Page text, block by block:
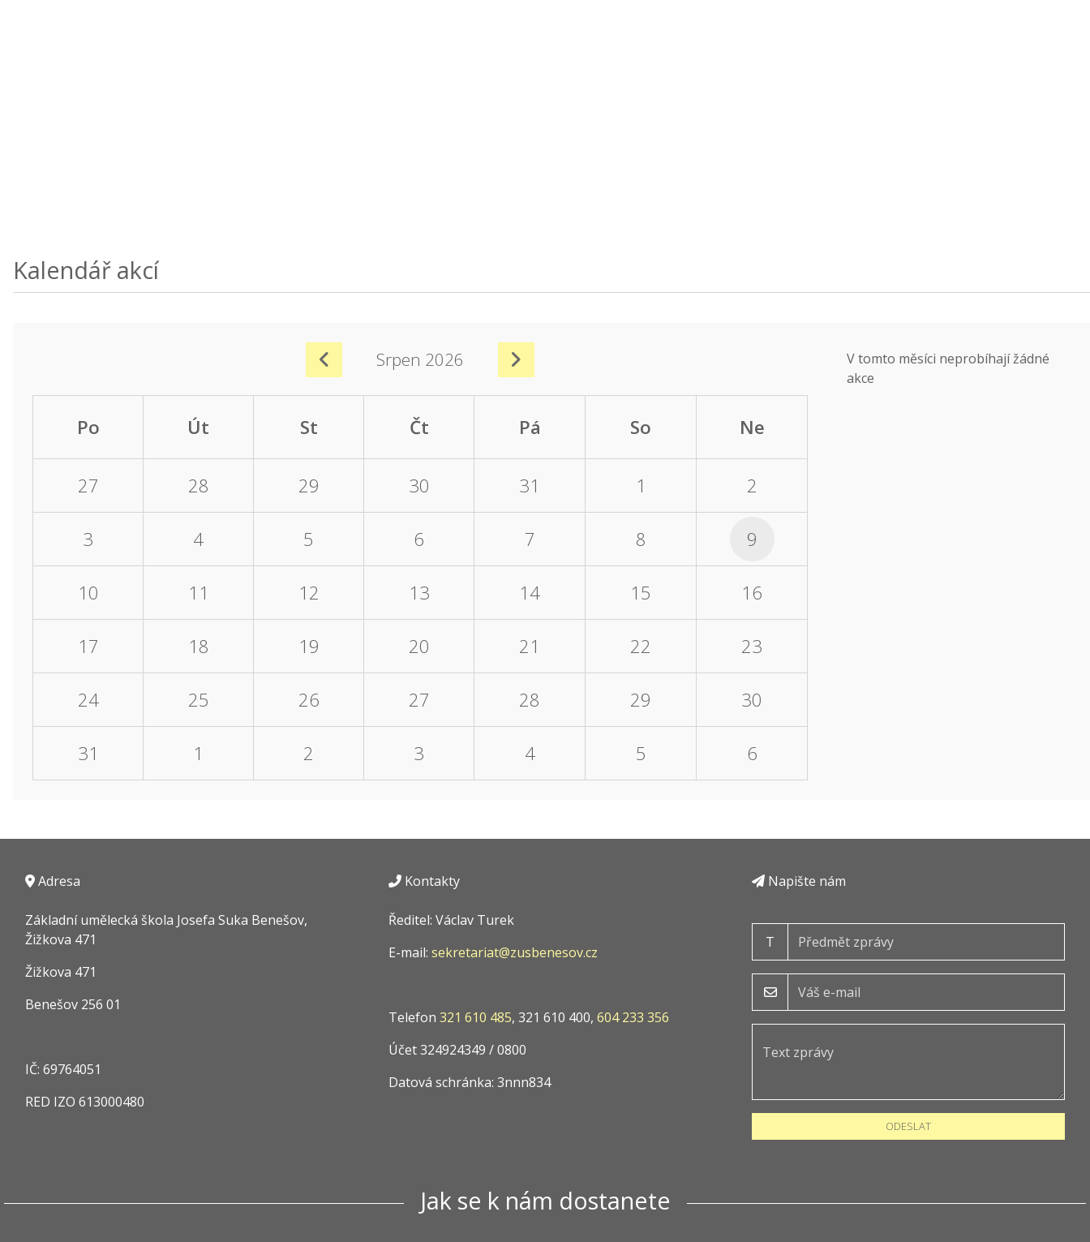
Kalendář akcí
Srpen 2026
Po Út St Čt Pá So Ne
27 28 29 30 31 1 2
3 4 5 6 7 8 9
10 11 12 13 14 15 16
17 18 19 20 21 22 23
24 25 26 27 28 29 30
31 1 2 3 4 5 6
V tomto měsíci neprobíhají žádné
akce
Adresa
Základní umělecká škola Josefa Suka Benešov,
Žižkova 471
Žižkova 471
Benešov 256 01
IČ: 69764051
RED IZO 613000480
Kontakty
Ředitel: Václav Turek
E-mail: sekretariat@zusbenesov.cz
Telefon 321 610 485, 321 610 400, 604 233 356
Účet 324924349 / 0800
Datová schránka: 3nnn834
Napište nám
T
ODESLAT
Jak se k nám dostanete